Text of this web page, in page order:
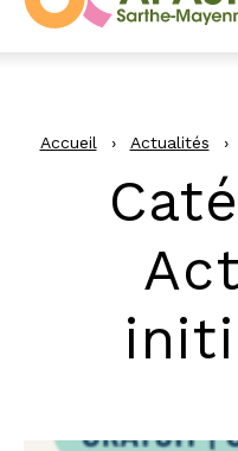
Accueil › Actualités ›